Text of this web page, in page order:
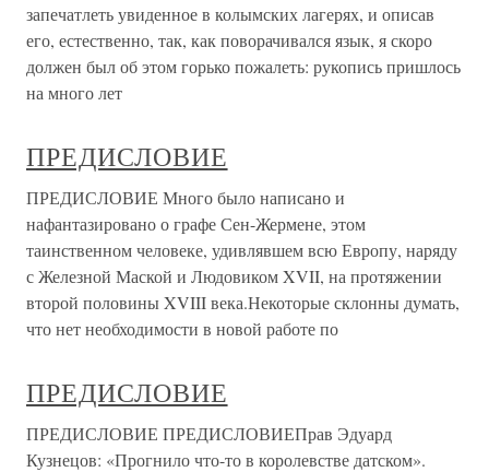
запечатлеть увиденное в колымских лагерях, и описав
его, естественно, так, как поворачивался язык, я скоро
должен был об этом горько пожалеть: рукопись пришлось
на много лет
ПРЕДИСЛОВИЕ
ПРЕДИСЛОВИЕ Много было написано и
нафантазировано о графе Сен-Жермене, этом
таинственном человеке, удивлявшем всю Европу, наряду
с Железной Маской и Людовиком XVII, на протяжении
второй половины XVIII века.Некоторые склонны думать,
что нет необходимости в новой работе по
ПРЕДИСЛОВИЕ
ПРЕДИСЛОВИЕ ПРЕДИСЛОВИЕПрав Эдуард
Кузнецов: «Прогнило что-то в королевстве датском».